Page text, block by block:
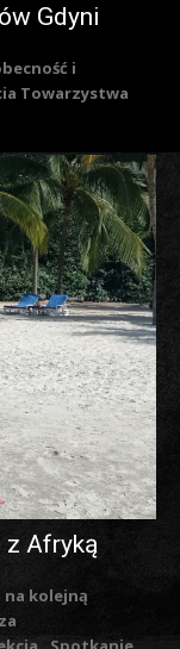
Gdyni
i
Towarzystwa
Afryką
na kolejną